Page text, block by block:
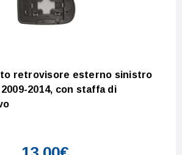
retrovisore esterno sinistro
2014, con staffa di